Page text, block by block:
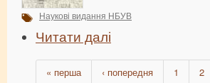
Наукові видання НБУВ
Читати далі
« перша ‹ попередня 1 2